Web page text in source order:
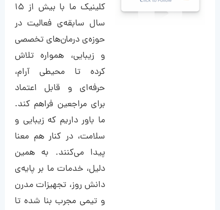
کلینیک ما با بیش از ۱۵
سال سابقه‌ی فعالیت در
حوزه‌ی درمان‌های تخصصی
و زیبایی، همواره تلاش
کرده تا محیطی آرام،
حرفه‌ای و قابل اعتماد
برای مراجعین فراهم کند.
ما باور داریم که زیبایی و
سلامت، در کنار هم معنا
پیدا می‌کنند. به همین
دلیل، خدمات ما بر پایه‌ی
دانش روز، تجهیزات مدرن
و تیمی مجرب بنا شده تا